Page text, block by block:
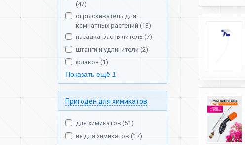
(47)
опрыскиватель для
комнатных растений (13)
насадка-распылитель (7)
штанги и удлинители (2)
флакон (1)
Показать ещё 1
Пригоден для химикатов
для химикатов (51)
не для химикатов (17)